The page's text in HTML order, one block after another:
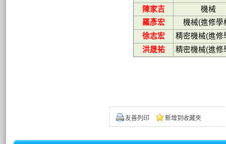
陳家吉
機械
羅彥宏
機械(進修學
徐志宏
精密機械(進修
洪晟祐
精密機械(進修
友善列印 新增到收藏夾